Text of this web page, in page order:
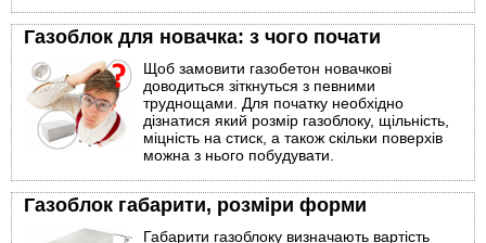
Газоблок для новачка: з чого почати
Щоб замовити газобетон новачкові
доводиться зіткнуться з певними
труднощами. Для початку необхідно
дізнатися який розмір газоблоку, щільність,
міцність на стиск, а також скільки поверхів
можна з нього побудувати.
Газоблок габарити, розміри форми
Габарити газоблоку визначають вартість